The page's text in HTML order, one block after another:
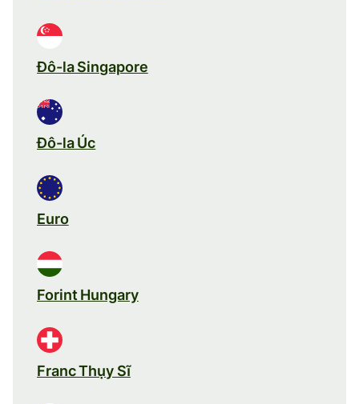
Đô-la Singapore
Đô-la Úc
Euro
Forint Hungary
Franc Thụy Sĩ